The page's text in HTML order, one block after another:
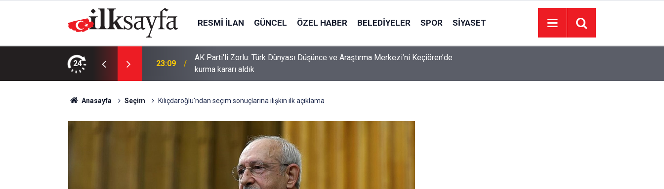
RESMI İLAN GÜNCEL ÖZEL HABER BELEDIYELER SPOR SIYASET
24
kavga: 4 yaralı 23:09
AK Parti'li Zorlu: Türk Dünyası Düşünce ve Araştırma Merkezi’ni Keçiören’de
kurma kararı aldık
Anasayfa Seçim Kılıçdaroğlu'ndan seçim sonuçlarına ilişkin ilk açıklama